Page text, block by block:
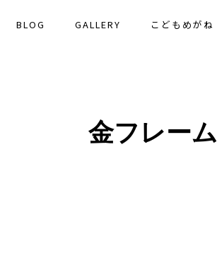
BLOG GALLERY こどもめがね
金フレーム